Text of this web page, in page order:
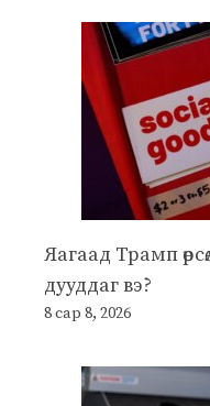
Яагаад Трамп
дууддаг вэ?
8 сар 8, 2026